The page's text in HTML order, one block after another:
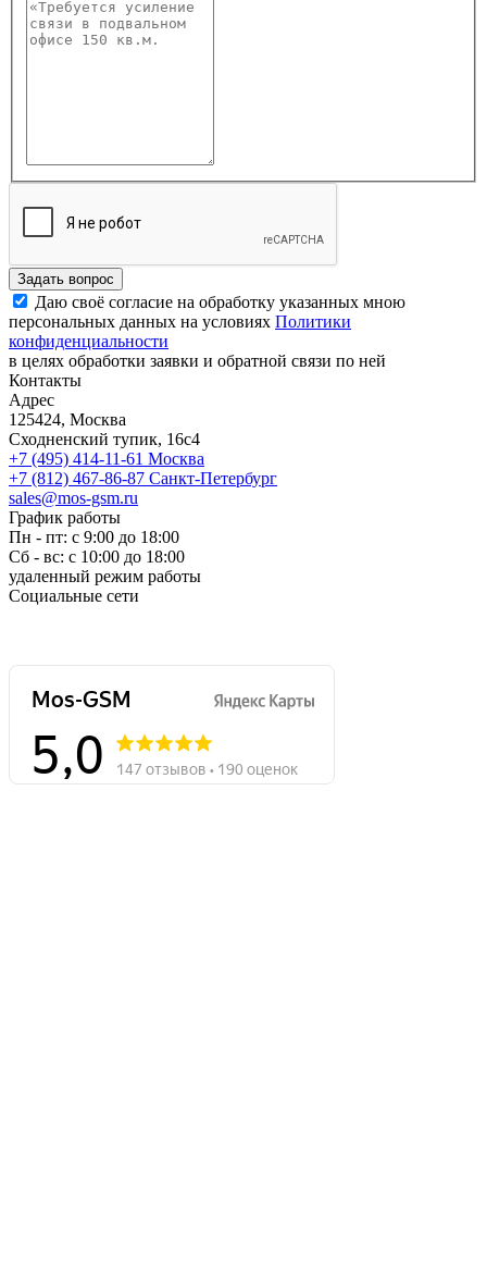
Задать вопрос
Даю своё согласие на обработку указанных мною
персональных данных на условиях Политики
конфиденциальности
в целях обработки заявки и обратной связи по ней
Контакты
Адрес
125424, Москва
Сходненский тупик, 16с4
+7 (495) 414-11-61 Москва
+7 (812) 467-86-87 Санкт-Петербург
sales@mos-gsm.ru
График работы
Пн - пт: с 9:00 до 18:00
Сб - вс: с 10:00 до 18:00
удаленный режим работы
Социальные сети